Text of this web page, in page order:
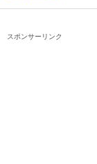
スポンサーリンク